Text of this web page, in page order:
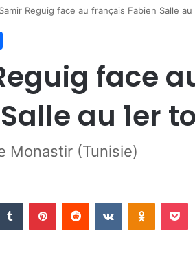
Samir Reguig face au français Fabien Salle
face
au 1er
Monastir (Tunisie)
Tumblr PinterestReddit VKontakte